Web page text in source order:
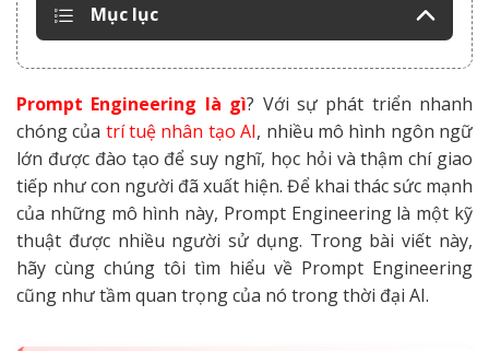
Mục lục
Prompt Engineering là gì? Với sự phát triển nhanh
chóng của trí tuệ nhân tạo AI, nhiều mô hình ngôn ngữ
lớn được đào tạo để suy nghĩ, học hỏi và thậm chí giao
tiếp như con người đã xuất hiện. Để khai thác sức mạnh
của những mô hình này, Prompt Engineering là một kỹ
thuật được nhiều người sử dụng. Trong bài viết này,
hãy cùng chúng tôi tìm hiểu về Prompt Engineering
cũng như tầm quan trọng của nó trong thời đại AI.